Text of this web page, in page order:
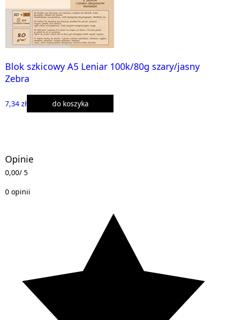
Blok szkicowy A5 Leniar 100k/80g szary/jasny
Zebra
7,34 zł do koszyka
Opinie
0,00/ 5
0 opinii